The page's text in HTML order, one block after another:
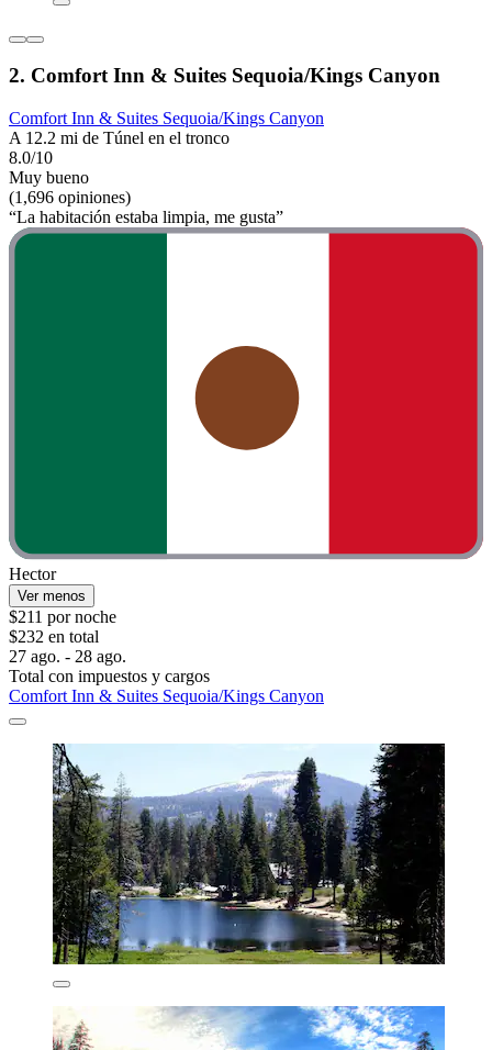
2. Comfort Inn & Suites Sequoia/Kings Canyon
Comfort Inn & Suites Sequoia/Kings Canyon
A 12.2 mi de Túnel en el tronco
8.0/10
Muy bueno
(1,696 opiniones)
“La habitación estaba limpia, me gusta”
Hector
Ver menos
$211 por noche
$232 en total
27 ago. - 28 ago.
Total con impuestos y cargos
Comfort Inn & Suites Sequoia/Kings Canyon